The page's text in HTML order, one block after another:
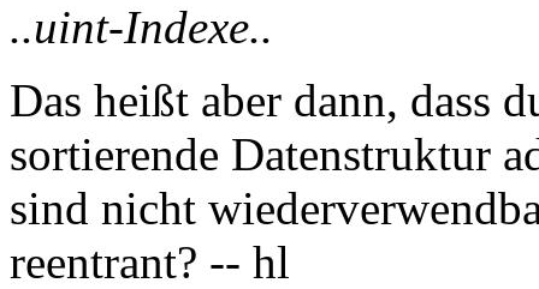
..uint-Indexe..
Das heißt aber dann, dass
sortierende Datenstruktur
sind nicht
reentrant? -- hl